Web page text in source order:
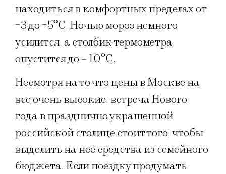
находиться в комфортных пределах от
-3 до -5°С. Ночью мороз немного
усилится, а столбик термометра
опустится до – 10°С.
Несмотря на то что цены в Москве на
все очень высокие, встреча Нового
года в празднично украшенной
российской столице стоит того, чтобы
выделить на нее средства из семейного
бюджета. Если поездку продумать